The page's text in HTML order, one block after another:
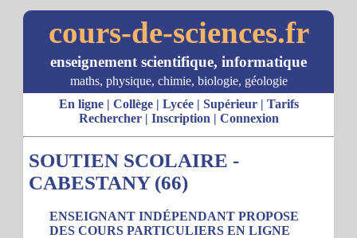
cours-de-sciences.fr
enseignement scientifique, informatique
maths, physique, chimie, biologie, géologie
En ligne| Collège| Lycée| Supérieur| Tarifs
Rechercher| Inscription | Connexion
SOUTIEN SCOLAIRE -
CABESTANY (66)
ENSEIGNANT INDÉPENDANT PROPOSE
DES COURS PARTICULIERS EN LIGNE